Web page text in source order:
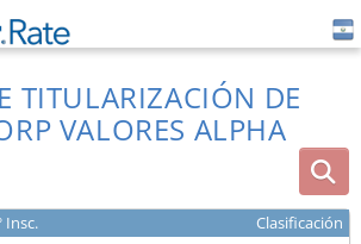
TITULARIZACIÓN DE
VALORES ALPHA
Insc. Clasificación